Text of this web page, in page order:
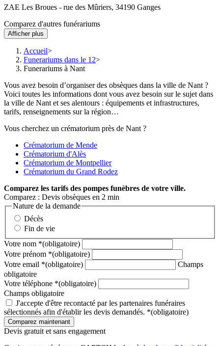
ZAE Les Broues - rue des Mûriers, 34190 Ganges
Comparez d'autres funérariums
Afficher plus
Accueil
Funerariums dans le 12
Funerariums à Nant
Vous avez besoin d’organiser des obsèques dans la ville de Nant ?
Voici toutes les informations dont vous avez besoin sur le sujet dans
la ville de Nant et ses alentours : équipements et infrastructures,
tarifs, renseignements sur la région…
Vous cherchez un crématorium près de Nant ?
Crématorium de Mende
Crématorium d'Alès
Crématorium de Montpellier
Crématorium du Grand Rodez
Comparez les tarifs des pompes funèbres de votre ville.
Comparez : Devis obsèques en 2 min
Nature de la demande
Décès
Fin de vie
Votre nom *(obligatoire)
Votre prénom *(obligatoire)
Votre email *(obligatoire)
Champs
obligatoire
Votre téléphone *(obligatoire)
Champs obligatoire
J'accepte d'être recontacté par les partenaires funéraires
sélectionnés afin d'établir les devis demandés. *(obligatoire)
Devis gratuit et sans engagement